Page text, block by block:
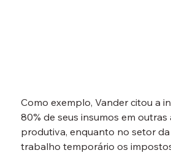
Como exemplo, Vander citou a
80% de seus insumos em outras
produtiva, enquanto no setor da
trabalho temporário os